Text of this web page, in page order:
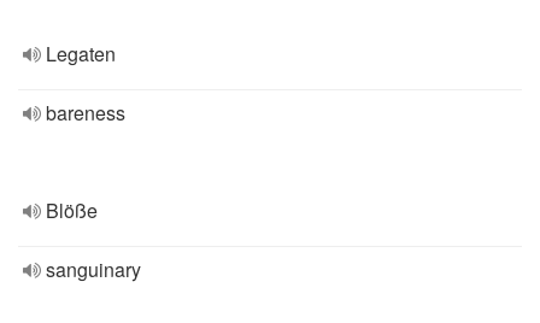
Legaten
bareness
Blöße
sanguinary